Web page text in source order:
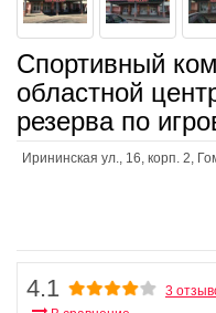
Спортивный
областной
резерва по
Ирининская ул., 16, корп. 2,
4.1 3